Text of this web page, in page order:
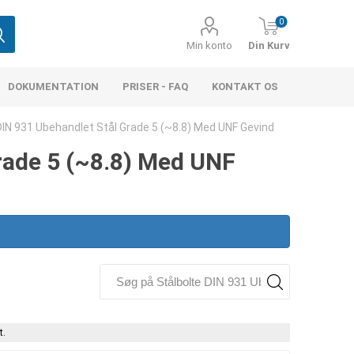
Min konto
0
Din Kurv
DOKUMENTATION PRISER - FAQ KONTAKT OS
931 Ubehandlet Stål Grade 5 (~8.8) Med UNF Gevind
5 (~8.8) Med UNF